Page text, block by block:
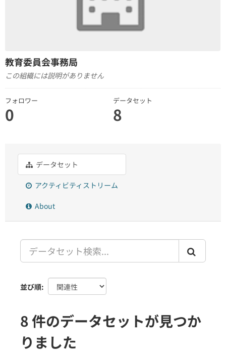
教育委員会事務局
この組織には説明がありません
フォロワー
0
データセット
8
データセット
アクティビティストリーム
About
並び順
8 件のデータセットが見つか
りました